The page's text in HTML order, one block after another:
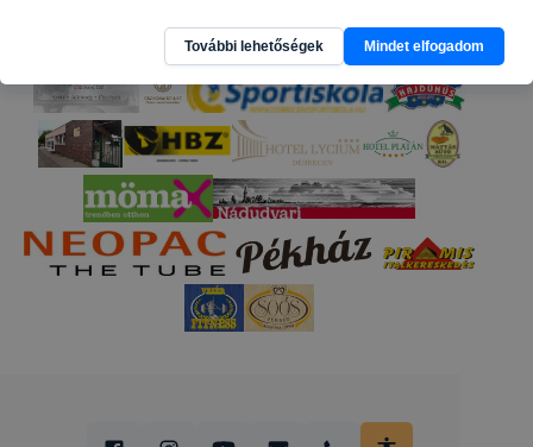
További lehetőségek Mindet elfogadom